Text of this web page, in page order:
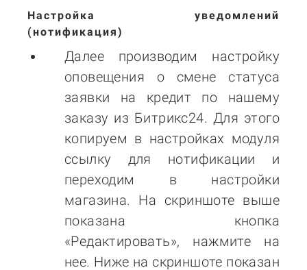
Настройка уведомлений
(нотификация)
Далее производим настройку
оповещения о смене статуса
заявки на кредит по нашему
заказу из Битрикс24. Для этого
копируем в настройках модуля
ссылку для нотификации и
переходим в настройки
магазина. На скриншоте выше
показана кнопка
«Редактировать», нажмите на
нее. Ниже на скриншоте показан